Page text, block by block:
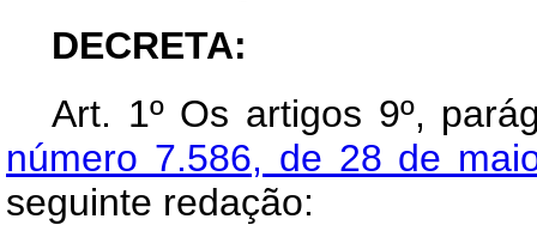
DECRETA:
Art. 1º Os artigos 9º,
número 7.586, de 28 de
seguinte redação: